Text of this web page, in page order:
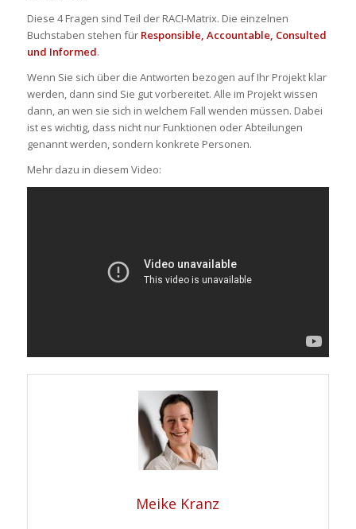
Diese 4 Fragen sind Teil der RACI-Matrix. Die einzelnen
Buchstaben stehen für Responsible, Accountable, Consulted
und Informed.
Wenn Sie sich über die Antworten bezogen auf Ihr Projekt klar
werden, dann sind Sie gut vorbereitet. Alle im Projekt wissen
dann, an wen sie sich in welchem Fall wenden müssen. Dabei
ist es wichtig, dass nicht nur Funktionen oder Abteilungen
genannt werden, sondern konkrete Personen.
Mehr dazu in diesem Video:
Meike Kranz